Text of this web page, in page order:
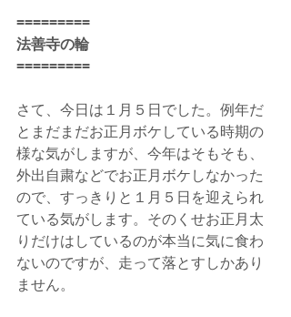
=========
法善寺の輪
=========
さて、今日は１月５日でした。例年だ
とまだまだお正月ボケしている時期の
様な気がしますが、今年はそもそも、
外出自粛などでお正月ボケしなかった
ので、すっきりと１月５日を迎えられ
ている気がします。そのくせお正月太
りだけはしているのが本当に気に食わ
ないのですが、走って落とすしかあり
ません。